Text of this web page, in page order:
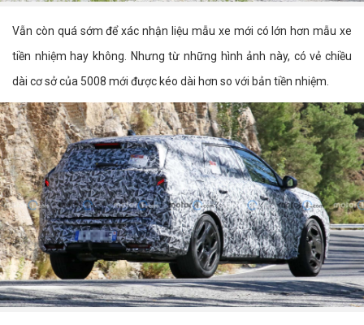
Vẫn còn quá sớm để xác nhận liệu mẫu xe mới có lớn hơn mẫu xe
tiền nhiệm hay không. Nhưng từ những hình ảnh này, có vẻ chiều
dài cơ sở của 5008 mới được kéo dài hơn so với bản tiền nhiệm.